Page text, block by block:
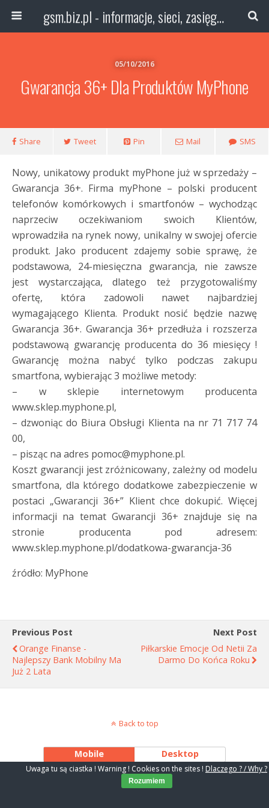
gsm.biz.pl - informacje, sieci, zasięg technologie
05/10/2016
Gwarancja 36+ Dla Produktów MyPhone
Share Tweet Pin Mail SMS
Nowy, unikatowy produkt myPhone już w sprzedaży –
Gwarancja 36+. Firma myPhone – polski producent
telefonów komórkowych i smartfonów – wychodząc
naprzeciw oczekiwaniom swoich Klientów,
wprowadziła na rynek nowy, unikalny w swojej ofercie
produkt. Jako producent zdajemy sobie sprawę, że
podstawowa, 24-miesięczna gwarancja, nie zawsze
jest wystarczająca, dlatego też przygotowaliśmy
ofertę, która zadowoli nawet najbardziej
wymagającego Klienta. Produkt nosić będzie nazwę
Gwarancja 36+. Gwarancja 36+ przedłuża i rozszerza
podstawową gwarancję producenta do 36 miesięcy !
Gwarancję można nabyć tylko podczas zakupu
smartfona, wybierając 3 możliwe metody:
– w sklepie internetowym producenta
www.sklep.myphone.pl,
– dzwoniąc do Biura Obsługi Klienta na nr 71 717 74
00,
– pisząc na adres pomoc@myphone.pl.
Koszt gwarancji jest zróżnicowany, zależny od modelu
smartfona, dla którego dodatkowe zabezpieczenie w
postaci „Gwarancji 36+” Klient chce dokupić. Więcej
informacji na temat Gwarancji 36+ znajduje się na
stronie producenta pod adresem:
www.sklep.myphone.pl/dodatkowa-gwarancja-36
źródło: MyPhone
Previous Post
Orange Finanse -
Najlepszy Bank Mobilny Ma
Już 2 Lata
Next Post
Piłkarskie Emocje Od Netii Za
Darmo Do Końca Roku
Back to top
Mobile Desktop
Uwaga tu są ciastka ! Warning ! Cookies on the sites ! Dlaczego ? / Why ?
Rozumiem